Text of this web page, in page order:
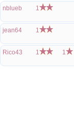
nblueb 1
jean64 1
Rico43 1 1